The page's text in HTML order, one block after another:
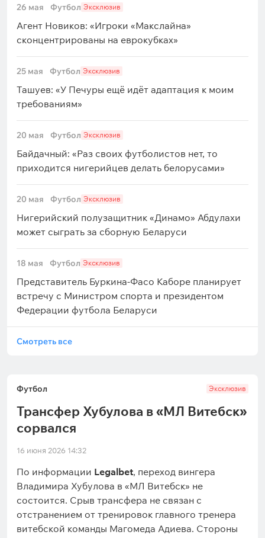
26 мая Футбол Эксклюзив
Агент Новиков: «Игроки «Макслайна»
сконцентрированы на еврокубках»
25 мая Футбол Эксклюзив
Ташуев: «У Печуры ещё идёт адаптация к моим
требованиям»
20 мая Футбол Эксклюзив
Байдачный: «Раз своих футболистов нет, то
приходится нигерийцев делать белорусами»
20 мая Футбол Эксклюзив
Нигерийский полузащитник «Динамо» Абдулахи
может сыграть за сборную Беларуси
18 мая Футбол Эксклюзив
Представитель Буркина-Фасо Каборе планирует
встречу с Министром спорта и президентом
Федерации футбола Беларуси
Смотреть все
Футбол Эксклюзив
Трансфер Хубулова в «МЛ Витебск»
сорвался
16 июня 2026 14:32
По информации Legalbet, переход вингера
Владимира Хубулова в «МЛ Витебск» не
состоится. Срыв трансфера не связан с
отстранением от тренировок главного тренера
витебской команды Магомеда Адиева. Стороны